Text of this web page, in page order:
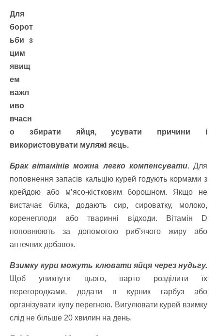
Для
борот
ьби з
цим
явищ
ем
важл
иво
вчасн
о збирати яйця, усувати причини і
використовувати муляжі яєць.
Брак вітамінів можна легко компенсувати. Для
поповнення запасів кальцію курей годують кормами з
крейдою або м’ясо-кістковим борошном. Якщо не
вистачає білка, додають сир, сироватку, молоко,
коренеплоди або тваринні відходи. Вітамін D
поповнюють за допомогою риб’ячого жиру або
аптечних добавок.
Взимку кури можуть клювати яйця через нудьгу.
Щоб уникнути цього, варто розділити їх
перегородками, додати в курник гарбуз або
організувати купу перегною. Вигулювати курей взимку
слід не більше 20 хвилин на день.